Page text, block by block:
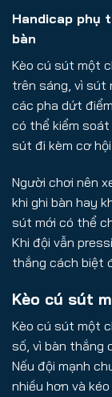
Handicap phụ
bàn
Kèo cú sút một
trên sáng, vì sút
các pha dứt
có thể kiểm
sút đi kèm cơ
Người chơi nên
khi ghi bàn hay
sút mới có thể
Khi đội vẫn
thắng cách biệt
Kèo cú sút
Kèo cú sút một
số, vì bàn thắng
Nếu đội mạnh
nhiều hơn và